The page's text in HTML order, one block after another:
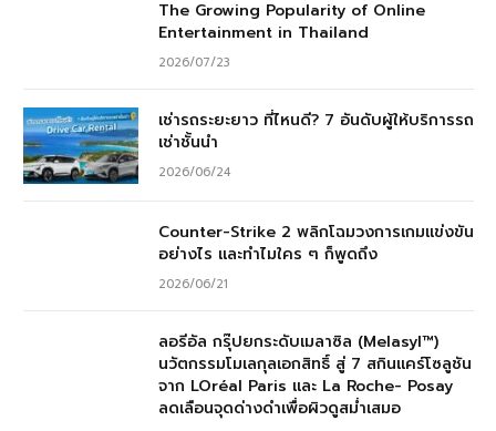
The Growing Popularity of Online
Entertainment in Thailand
2026/07/23
เช่ารถระยะยาว ที่ไหนดี? 7 อันดับผู้ให้บริการรถ
เช่าชั้นนำ
2026/06/24
Counter-Strike 2 พลิกโฉมวงการเกมแข่งขัน
อย่างไร และทำไมใคร ๆ ก็พูดถึง
2026/06/21
ลอรีอัล กรุ๊ปยกระดับเมลาซิล (Melasyl™)
นวัตกรรมโมเลกุลเอกสิทธิ์ สู่ 7 สกินแคร์โซลูชัน
จาก LOréal Paris และ La Roche- Posay
ลดเลือนจุดด่างดำเพื่อผิวดูสม่ำเสมอ